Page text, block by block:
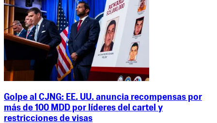
Golpe al CJNG: EE. UU. anuncia recompensas por
más de 100 MDD por líderes del cartel y
restricciones de visas